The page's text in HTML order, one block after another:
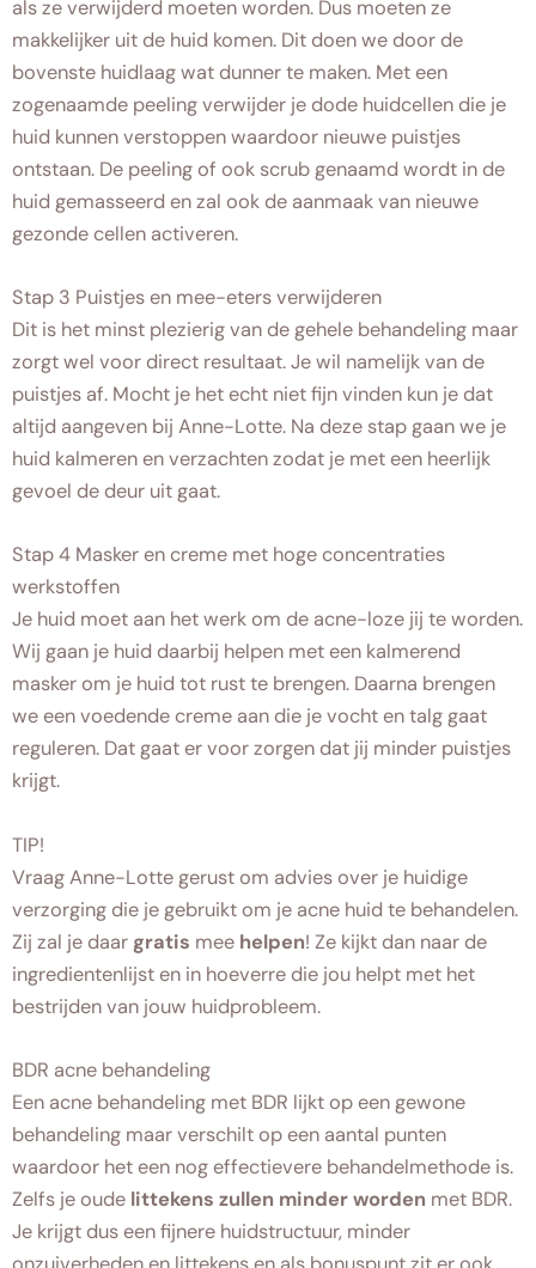
als ze verwijderd moeten worden. Dus moeten ze
makkelijker uit de huid komen. Dit doen we door de
bovenste huidlaag wat dunner te maken. Met een
zogenaamde peeling verwijder je dode huidcellen die je
huid kunnen verstoppen waardoor nieuwe puistjes
ontstaan. De peeling of ook scrub genaamd wordt in de
huid gemasseerd en zal ook de aanmaak van nieuwe
gezonde cellen activeren.
Stap 3 Puistjes en mee-eters verwijderen
Dit is het minst plezierig van de gehele behandeling maar
zorgt wel voor direct resultaat. Je wil namelijk van de
puistjes af. Mocht je het echt niet fijn vinden kun je dat
altijd aangeven bij Anne-Lotte. Na deze stap gaan we je
huid kalmeren en verzachten zodat je met een heerlijk
gevoel de deur uit gaat.
Stap 4 Masker en creme met hoge concentraties
werkstoffen
Je huid moet aan het werk om de acne-loze jij te worden.
Wij gaan je huid daarbij helpen met een kalmerend
masker om je huid tot rust te brengen. Daarna brengen
we een voedende creme aan die je vocht en talg gaat
reguleren. Dat gaat er voor zorgen dat jij minder puistjes
krijgt.
TIP!
Vraag Anne-Lotte gerust om advies over je huidige
verzorging die je gebruikt om je acne huid te behandelen.
Zij zal je daar gratis mee helpen! Ze kijkt dan naar de
ingredientenlijst en in hoeverre die jou helpt met het
bestrijden van jouw huidprobleem.
BDR acne behandeling
Een acne behandeling met BDR lijkt op een gewone
behandeling maar verschilt op een aantal punten
waardoor het een nog effectievere behandelmethode is.
Zelfs je oude littekens zullen minder worden met BDR.
Je krijgt dus een fijnere huidstructuur, minder